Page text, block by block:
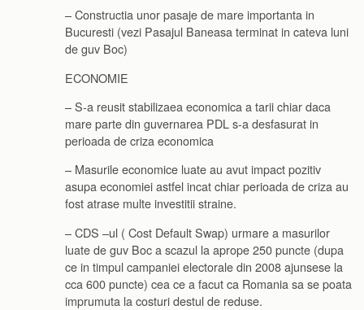
– Constructia unor pasaje de mare importanta in
Bucuresti (vezi Pasajul Baneasa terminat in cateva luni
de guv Boc)
ECONOMIE
– S-a reusit stabilizaea economica a tarii chiar daca
mare parte din guvernarea PDL s-a desfasurat in
perioada de criza economica
– Masurile economice luate au avut impact pozitiv
asupa economiei astfel incat chiar perioada de criza au
fost atrase multe investitii straine.
– CDS –ul ( Cost Default Swap) urmare a masurilor
luate de guv Boc a scazul la aprope 250 puncte (dupa
ce in timpul campaniei electorale din 2008 ajunsese la
cca 600 puncte) cea ce a facut ca Romania sa se poata
imprumuta la costuri destul de reduse.